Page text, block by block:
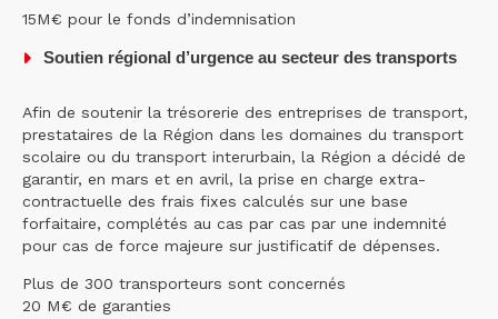
15M€ pour le fonds d’indemnisation
Soutien régional d’urgence au secteur des transports
Afin de soutenir la trésorerie des entreprises de transport,
prestataires de la Région dans les domaines du transport
scolaire ou du transport interurbain, la Région a décidé de
garantir, en mars et en avril, la prise en charge extra-
contractuelle des frais fixes calculés sur une base
forfaitaire, complétés au cas par cas par une indemnité
pour cas de force majeure sur justificatif de dépenses.
Plus de 300 transporteurs sont concernés
20 M€ de garanties